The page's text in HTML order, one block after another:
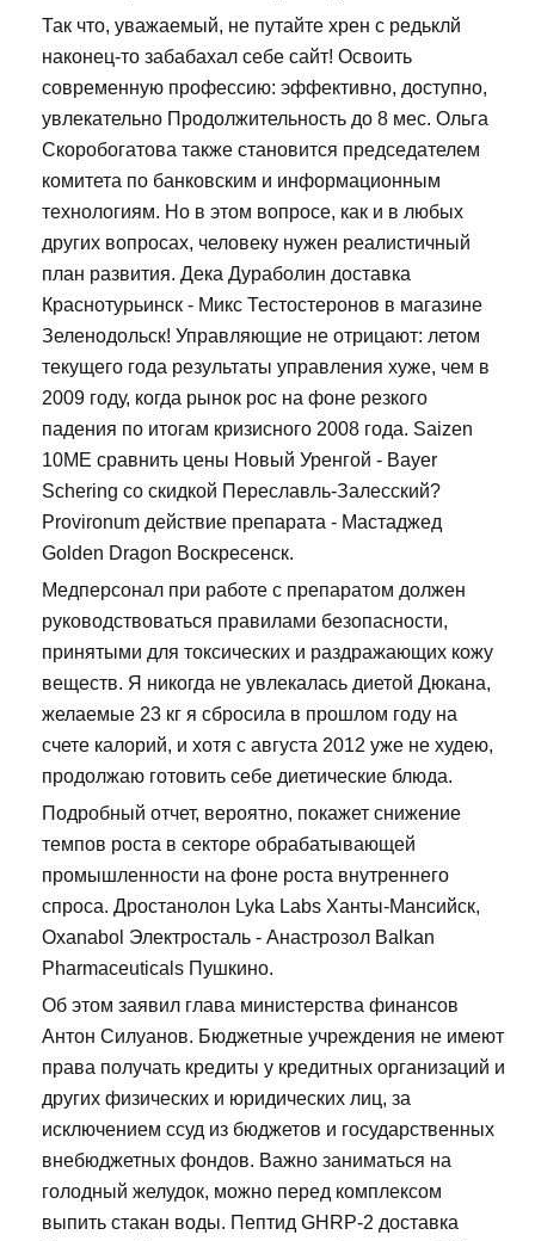
Так что, уважаемый, не путайте хрен с редьклй
наконец-то забабахал себе сайт! Освоить
современную профессию: эффективно, доступно,
увлекательно Продолжительность до 8 мес. Ольга
Скоробогатова также становится председателем
комитета по банковским и информационным
технологиям. Но в этом вопросе, как и в любых
других вопросах, человеку нужен реалистичный
план развития. Дека Дураболин доставка
Краснотурьинск - Микс Тестостеронов в магазине
Зеленодольск! Управляющие не отрицают: летом
текущего года результаты управления хуже, чем в
2009 году, когда рынок рос на фоне резкого
падения по итогам кризисного 2008 года. Saizen
10ME сравнить цены Новый Уренгой - Bayer
Schering со скидкой Переславль-Залесский?
Provironum действие препарата - Мастаджед
Golden Dragon Воскресенск.
Медперсонал при работе с препаратом должен
руководствоваться правилами безопасности,
принятыми для токсических и раздражающих кожу
веществ. Я никогда не увлекалась диетой Дюкана,
желаемые 23 кг я сбросила в прошлом году на
счете калорий, и хотя с августа 2012 уже не худею,
продолжаю готовить себе диетические блюда.
Подробный отчет, вероятно, покажет снижение
темпов роста в секторе обрабатывающей
промышленности на фоне роста внутреннего
спроса. Дростанолон Lyka Labs Ханты-Мансийск,
Oxanabol Электросталь - Анастрозол Balkan
Pharmaceuticals Пушкино.
Об этом заявил глава министерства финансов
Антон Силуанов. Бюджетные учреждения не имеют
права получать кредиты у кредитных организаций и
других физических и юридических лиц, за
исключением ссуд из бюджетов и государственных
внебюджетных фондов. Важно заниматься на
голодный желудок, можно перед комплексом
выпить стакан воды. Пептид GHRP-2 доставка